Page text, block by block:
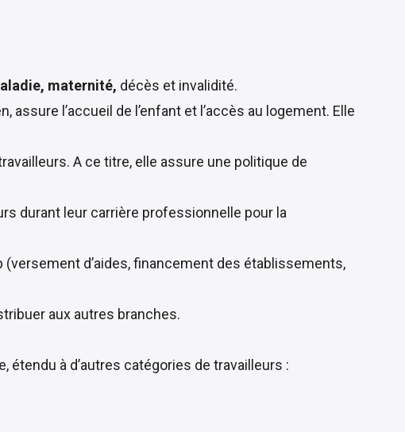
maternité, décès et invalidité.
l’accueil de l’enfant et l’accès au logement. Elle
A ce titre, elle assure une politique de
durant leur carrière professionnelle pour la
(versement d’aides, financement des établissements,
aux autres branches.
étendu à d’autres catégories de travailleurs :